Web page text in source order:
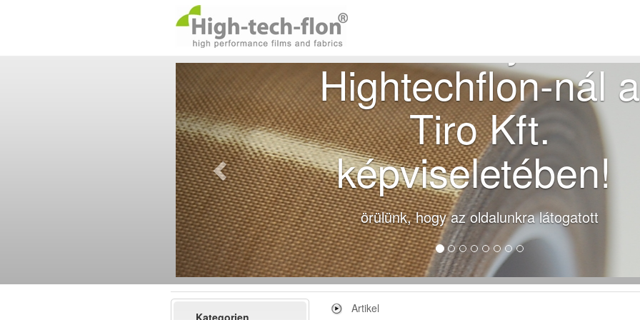
Hightechflon-nál a
Tiro Kft.
képviseletében!
örülünk, hogy az oldalunkra látogatott
Kategorien
Artikel